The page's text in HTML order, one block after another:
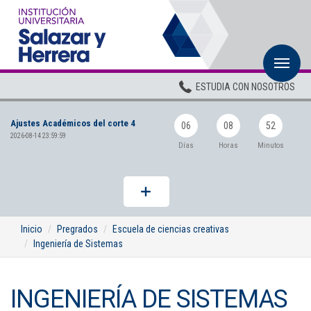
ESTUDIA CON NOSOTROS
Ajustes Académicos del corte 4
2026-08-14 23:59:59
06
Días
08
Horas
52
Minutos
Inicio Pregrados
Escuela de ciencias creativas
Ingeniería de Sistemas
INGENIERÍA DE SISTEMAS
Pregrados
Planta Docente
ADMISIONES
BIENESTAR
BIBLIOTECA